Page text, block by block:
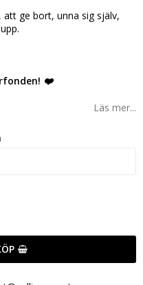
ge bort, unna sig själv,
❤️
Läs mer...